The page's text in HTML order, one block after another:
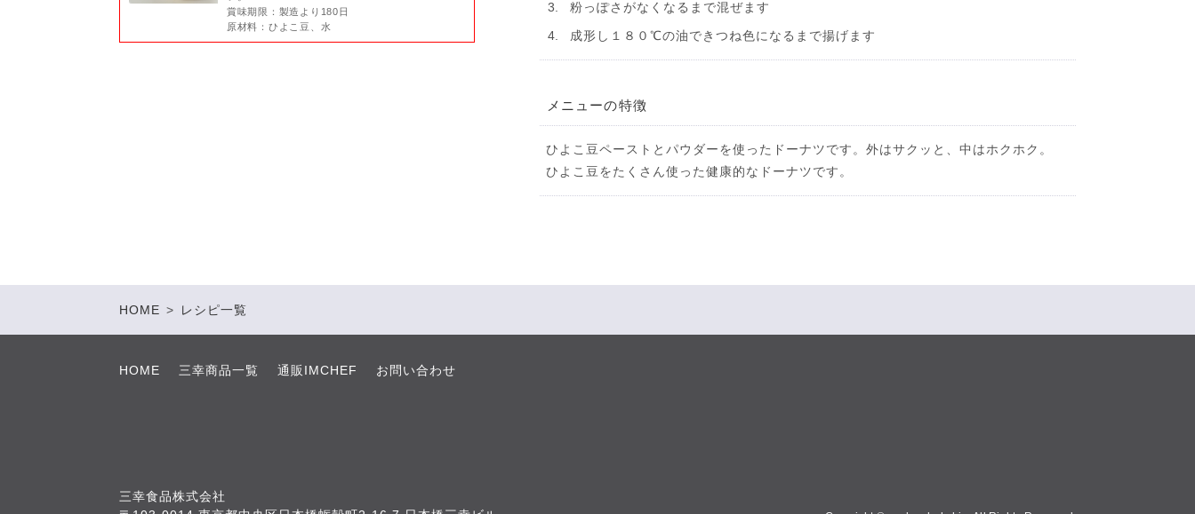
粉っぽさがなくなるまで混ぜます
成形し１８０℃の油できつね色になるまで揚げます
メニューの特徴
ひよこ豆ペーストとパウダーを使ったドーナツです。外はサクッと、中はホクホク。
ひよこ豆をたくさん使った健康的なドーナツです。
賞味期限：製造より180日
原材料：ひよこ豆、水
HOME > レシピ一覧
HOME 三幸商品一覧 通販IMCHEF お問い合わせ
三幸食品株式会社